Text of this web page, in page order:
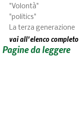
"Volontà"
"politics"
La terza generazione
vai all'elenco completo
Pagine da leggere